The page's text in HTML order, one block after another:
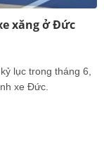
xăng ở Đức
lục trong tháng 6,
xe Đức.